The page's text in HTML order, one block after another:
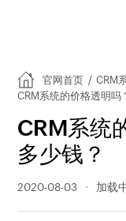
官网首页 / CRM
CRM系统的价格透明吗
CRM系统
多少钱？
2020-08-03 480